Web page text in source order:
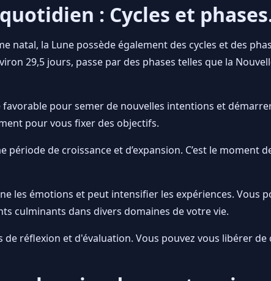
: Cycles et
natal, la Lune possède également des cycles et des
29,5 jours, passe par des phases telles que la
favorable pour semer de nouvelles intentions et
pour vous fixer des objectifs.
période de croissance et d’expansion. C’est le
les émotions et peut intensifier les expériences. Vous
culminants dans divers domaines de votre vie.
de réflexion et d'évaluation. Vous pouvez vous libérer